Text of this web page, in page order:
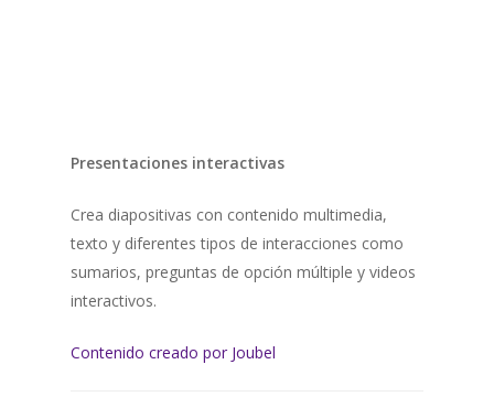
Presentaciones interactivas
Crea diapositivas con contenido multimedia,
texto y diferentes tipos de interacciones como
sumarios, preguntas de opción múltiple y videos
interactivos.
Contenido creado por Joubel